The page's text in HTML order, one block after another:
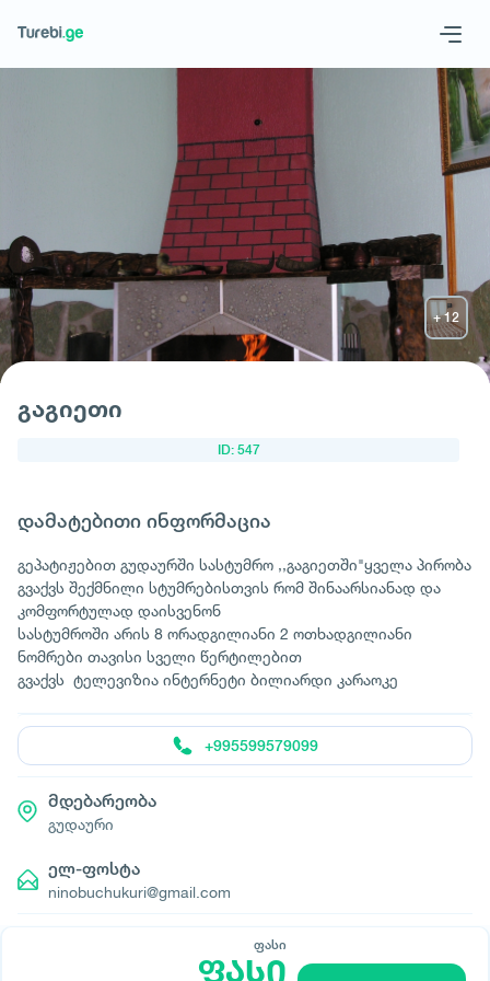
Geo Eng
მოითხოვე სასტუმრო
გაგიეთი
ID: 547
დამატებითი ინფორმაცია
გეპატიჟებით გუდაურში სასტუმრო ,,გაგიეთში"ყველა პირობა
გვაქვს შექმნილი სტუმრებისთვის რომ შინაარსიანად და
კომფორტულად დაისვენონ
სასტუმროში არის 8 ორადგილიანი 2 ოთხადგილიანი
ნომრები თავისი სველი წერტილებით
გვაქვს ტელევიზია ინტერნეტი ბილიარდი კარაოკე
ფასი
ფასი
+995599579099
მდებარეობა
გუდაური
ელ-ფოსტა
ninobuchukuri@gmail.com